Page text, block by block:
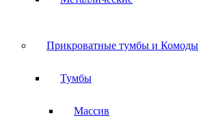
Прикроватные тумбы и Комоды
Тумбы
Массив